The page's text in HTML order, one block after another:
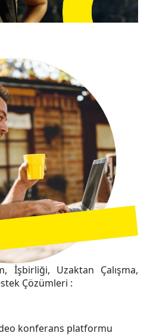
İşbirliği, Uzaktan Çalışma,
Çözümleri :
konferans platformu